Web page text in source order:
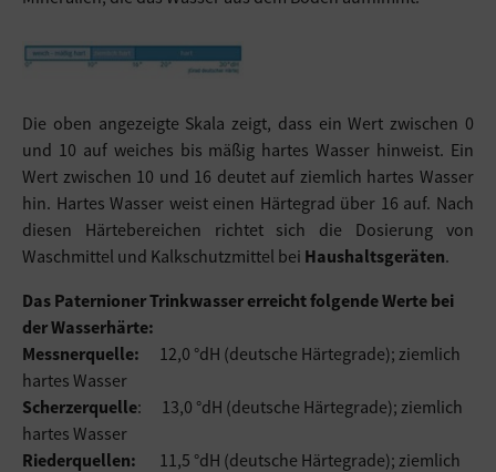
Die oben angezeigte Skala zeigt, dass ein Wert zwischen 0
und 10 auf weiches bis mäßig hartes Wasser hinweist. Ein
Wert zwischen 10 und 16 deutet auf ziemlich hartes Wasser
hin. Hartes Wasser weist einen Härtegrad über 16 auf. Nach
diesen Härtebereichen richtet sich die Dosierung von
Waschmittel und Kalkschutzmittel bei Haushaltsgeräten.
Das Paternioner Trinkwasser erreicht folgende Werte bei
der Wasserhärte:
Messnerquelle:
12,0 °dH (deutsche Härtegrade); ziemlich
hartes Wasser
Scherzerquelle: 13,0 °dH (deutsche Härtegrade); ziemlich
hartes Wasser
Riederquellen: 11,5 °dH (deutsche Härtegrade); ziemlich